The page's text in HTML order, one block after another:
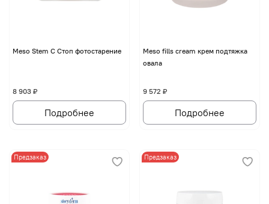
Meso Stem C Стоп фотостарение
8 903 ₽
Подробнее
Meso fills cream крем подтяжка
овала
9 572 ₽
Подробнее
Предзаказ Предзаказ